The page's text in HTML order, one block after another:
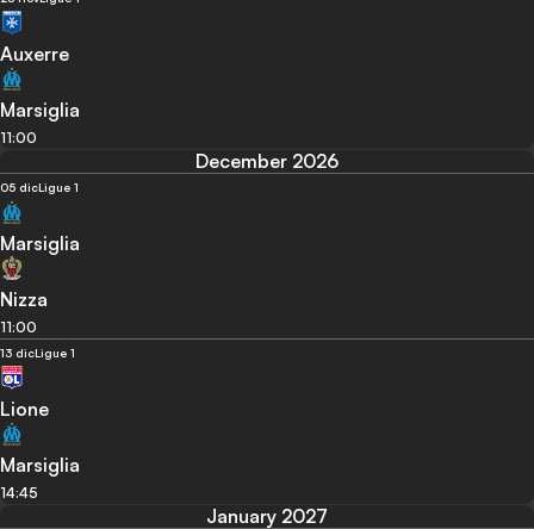
Auxerre
Marsiglia
11:00
December 2026
05 dicLigue 1
Marsiglia
Nizza
11:00
13 dicLigue 1
Lione
Marsiglia
14:45
January 2027